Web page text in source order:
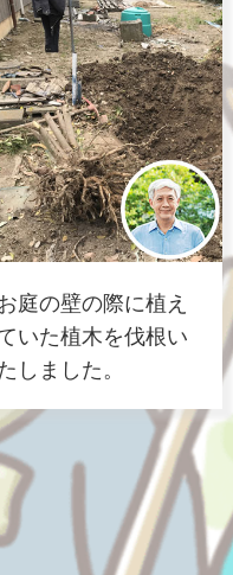
庭の壁の際に植え
いた植木を伐根い
しました。